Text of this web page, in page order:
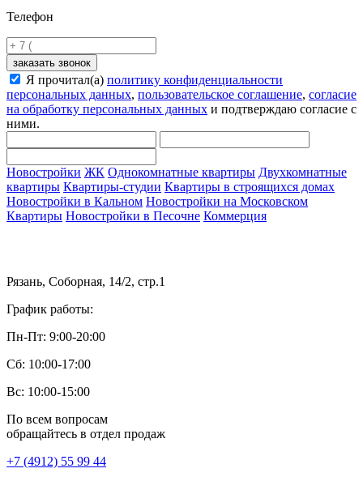
Телефон
заказать звонок
Я прочитал(а) политику конфиденциальности
персональных данных, пользовательское соглашение, согласие
на обработку персональных данных и подтверждаю согласие с
ними.
Новостройки ЖК Однокомнатные квартиры Двухкомнатные
квартиры Квартиры-студии Квартиры в строящихся домах
Новостройки в Кальном Новостройки на Московском
Квартиры Новостройки в Песочне Коммерция
Рязань, Соборная, 14/2, стр.1
График работы:
Пн-Пт: 9:00-20:00
Сб: 10:00-17:00
Вс: 10:00-15:00
По всем вопросам
обращайтесь в отдел продаж
+7 (4912) 55 99 44